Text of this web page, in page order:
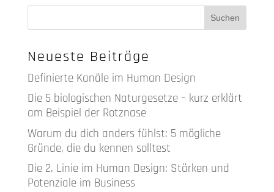
Neueste Beiträge
Definierte Kanäle im Human Design
Die 5 biologischen Naturgesetze – kurz erklärt
am Beispiel der Rotznase
Warum du dich anders fühlst: 5 mögliche
Gründe, die du kennen solltest
Die 2. Linie im Human Design: Stärken und
Potenziale im Business